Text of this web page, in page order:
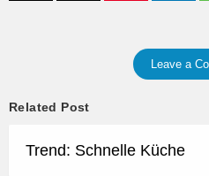
Leave a
Related Post
Trend: Schnelle Küche